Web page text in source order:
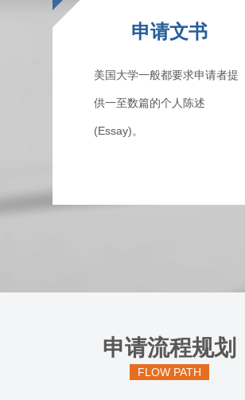
申请文书
美国大学一般都要求申请者提
供一至数篇的个人陈述
(Essay)。
申请流程规划
FLOW PATH